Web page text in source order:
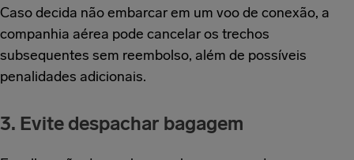
Caso decida não embarcar em um voo de conexão, a
companhia aérea pode cancelar os trechos
subsequentes sem reembolso, além de possíveis
penalidades adicionais.
3. Evite despachar bagagem